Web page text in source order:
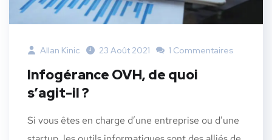
Allan Kinic 23 Août 2021 1 Commentaires
Infogérance OVH, de quoi
s’agit-il ?
Si vous êtes en charge d’une entreprise ou d’une